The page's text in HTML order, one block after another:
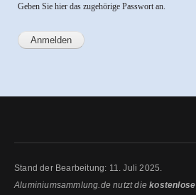
Geben Sie hier das zugehörige Passwort an.
Stand der Bearbeitung: 11. Juli 2025.
Aluminiumsammlung.de nutzt diekostenlose